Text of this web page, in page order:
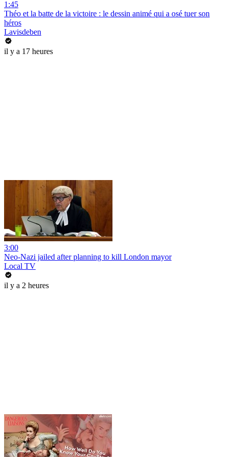
1:45
Théo et la batte de la victoire : le dessin animé qui a osé tuer son
héros
Lavisdeben
il y a 17 heures
3:00
Neo-Nazi jailed after planning to kill London mayor
Local TV
il y a 2 heures